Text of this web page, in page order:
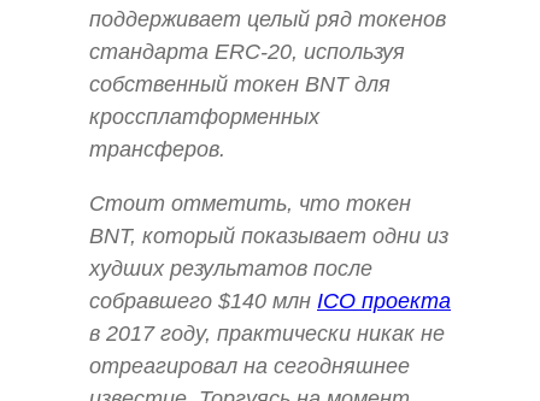
поддерживает целый ряд токенов
стандарта ERC-20, используя
собственный токен BNT для
кроссплатформенных
трансферов.
Стоит отметить, что токен
BNT, который показывает одни из
худших результатов после
собравшего $140 млн ICO проекта
в 2017 году, практически никак не
отреагировал на сегодняшнее